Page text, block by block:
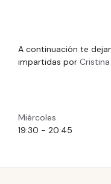
A continuación te
impartidas por Cristina
Miércoles
19:30 - 20:45